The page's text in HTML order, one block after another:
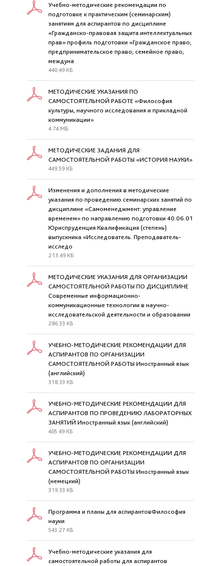
Учебно-методические рекомендации по
подготовке к практическим (семинарским)
занятиям для аспирантов по дисциплине
«Гражданско-правовая защита интеллектуальных
прав» профиль подготовки «Гражданское право;
предпринимательское право; семейное право;
междуна
440.49 КБ
МЕТОДИЧЕСКИЕ УКАЗАНИЯ ПО
САМОСТОЯТЕЛЬНОЙ РАБОТЕ «Философия
культуры, научного исследования и прикладной
коммуникации»
4.74 МБ
МЕТОДИЧЕСКИЕ ЗАДАНИЯ ДЛЯ
САМОСТОЯТЕЛЬНОЙ РАБОТЫ «ИСТОРИЯ НАУКИ»
449.59 КБ
Изменения и дополнения в методические
указания по проведению семинарских занятий по
дисциплине «Самоменеджмент: управление
временем» по направлению подготовки 40.06.01
Юриспруденция Квалификация (степень)
выпускника «Исследователь. Преподаватель-
исследо
213.49 КБ
МЕТОДИЧЕСКИЕ УКАЗАНИЯ ДЛЯ ОРГАНИЗАЦИИ
САМОСТОЯТЕЛЬНОЙ РАБОТЫ ПО ДИСЦИПЛИНЕ
Современные информационно-
коммуникационные технологии в научно-
исследовательской деятельности и образовании
286.33 КБ
УЧЕБНО-МЕТОДИЧЕСКИЕ РЕКОМЕНДАЦИИ ДЛЯ
АСПИРАНТОВ ПО ОРГАНИЗАЦИИ
САМОСТОЯТЕЛЬНОЙ РАБОТЫ Иностранный язык
(английский)
318.33 КБ
УЧЕБНО-МЕТОДИЧЕСКИЕ РЕКОМЕНДАЦИИ ДЛЯ
АСПИРАНТОВ ПО ПРОВЕДЕНИЮ ЛАБОРАТОРНЫХ
ЗАНЯТИЙ Иностранный язык (английский)
405.49 КБ
УЧЕБНО-МЕТОДИЧЕСКИЕ РЕКОМЕНДАЦИИ ДЛЯ
АСПИРАНТОВ ПО ОРГАНИЗАЦИИ
САМОСТОЯТЕЛЬНОЙ РАБОТЫ Иностранный язык
(немецкий)
319.33 КБ
Программа и планы для аспирантовФилософия
науки
543.27 КБ
Учебно-методические указания для
самостоятельной работы для аспирантов